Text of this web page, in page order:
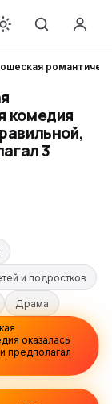
комедия
3
и подростков
Драма
оказалась
предполагал